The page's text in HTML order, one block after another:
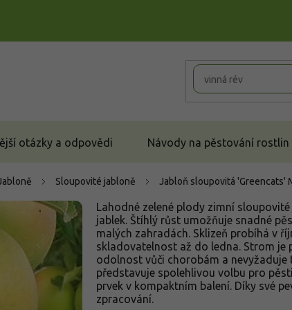
otázky a odpovědi Návody na pěstování rostlin
Sloupovité jabloně Jabloň sloupovitá 'Greencats'
Lahodné zelené plody zimní
jablek. Štíhlý růst umožňuje snadné
malých zahradách. Sklizeň probíhá v
skladovatelnost až do ledna. Strom je
odolnost vůči chorobám a
představuje spolehlivou volbu pro
prvek v kompaktním balení. Díky své
zpracování.